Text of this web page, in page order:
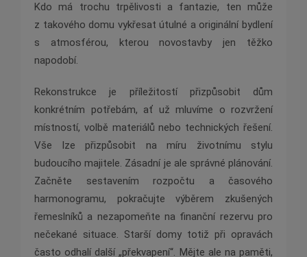
Kdo má trochu trpělivosti a fantazie, ten může
z takového domu vykřesat útulné a originální bydlení
s atmosférou, kterou novostavby jen těžko
napodobí.
Rekonstrukce je příležitostí přizpůsobit dům
konkrétním potřebám, ať už mluvíme o rozvržení
místností, volbě materiálů nebo technických řešení.
Vše lze přizpůsobit na míru životnímu stylu
budoucího majitele. Zásadní je ale správné plánování.
Začněte sestavením rozpočtu a časového
harmonogramu, pokračujte výběrem zkušených
řemeslníků a nezapomeňte na finanční rezervu pro
nečekané situace. Starší domy totiž při opravách
často odhalí další „překvapení“. Mějte ale na paměti,